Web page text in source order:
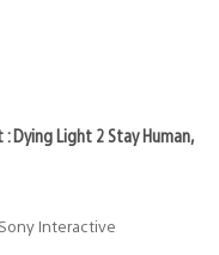
Dying Light 2 Stay Human,
Interactive